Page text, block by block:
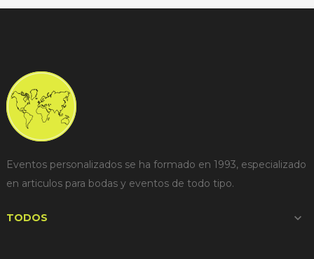
Eventos personalizados se ha formado en 1993, especializado
en articulos para bodas y eventos de todo tipo.
TODOS 